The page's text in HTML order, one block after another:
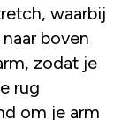
waarbij
boven
zodat je
rug
om je arm